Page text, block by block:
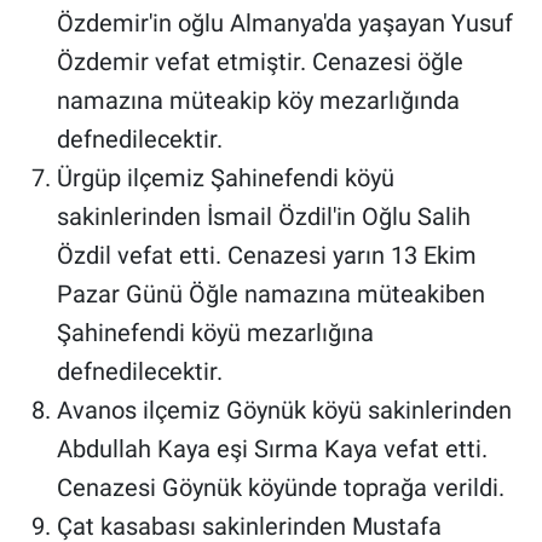
Özdemir'in oğlu Almanya'da yaşayan Yusuf
Özdemir vefat etmiştir. Cenazesi öğle
namazına müteakip köy mezarlığında
defnedilecektir.
Ürgüp ilçemiz Şahinefendi köyü
sakinlerinden İsmail Özdil'in Oğlu Salih
Özdil vefat etti. Cenazesi yarın 13 Ekim
Pazar Günü Öğle namazına müteakiben
Şahinefendi köyü mezarlığına
defnedilecektir.
Avanos ilçemiz Göynük köyü sakinlerinden
Abdullah Kaya eşi Sırma Kaya vefat etti.
Cenazesi Göynük köyünde toprağa verildi.
Çat kasabası sakinlerinden Mustafa